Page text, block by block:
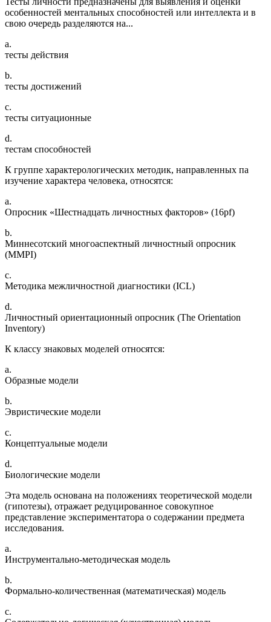
особенностей ментальных способностей или интеллекта и в
свою очередь разделяются на...
a.
тесты действия
b.
тесты достижений
c.
тесты ситуационные
d.
тестам способностей
К группе характерологических методик, направленных па
изучение характера человека, относятся:
a.
Опросник «Шестнадцать личностных факторов» (16pf)
b.
Миннесотский многоаспектный личностный опросник
(MMPI)
c.
Методика межличностной диагностики (ICL)
d.
Личностный ориентационный опросник (The Orientation
Inventory)
К классу знаковых моделей относятся:
a.
Образные модели
b.
Эвристические модели
c.
Концептуальные модели
d.
Биологические модели
Эта модель основана на положениях теоретической модели
(гипотезы), отражает редуцированное совокупное
представление экспериментатора о содержании предмета
исследования.
a.
Инструментально-методическая модель
b.
Формально-количественная (математическая) модель
c.